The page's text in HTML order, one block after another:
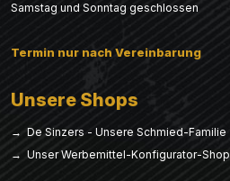
Samstag und Sonntag geschlossen
Termin nur nach Vereinbarung
Unsere Shops
→ De Sinzers - Unsere Schmied-Familie
→ Unser Werbemittel-Konfigurator-Shop